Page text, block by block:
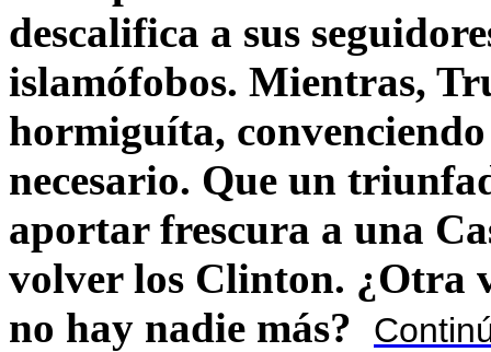
descalifica a sus
islamófobos. Mientras,
hormiguíta,
necesario. Que un
aportar frescura a una
volver los Clinton. ¿Otra
no hay nadie más?